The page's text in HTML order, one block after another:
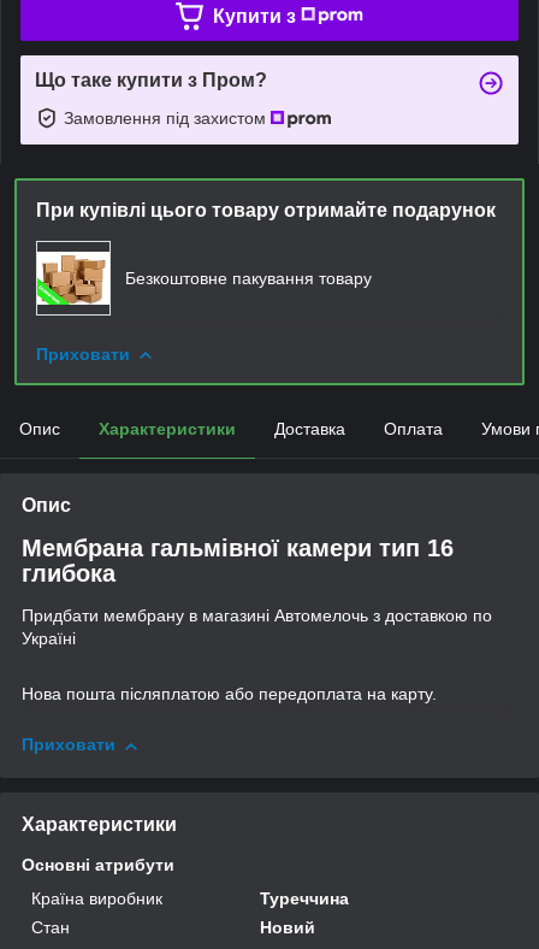
Купити з
Що таке купити з Пром?
Замовлення під захистом
При купівлі цього товару отримайте подарунок
Безкоштовне пакування товару
Приховати
Опис Характеристики Доставка Оплата Умови
Опис
Мембрана гальмівної камери тип 16
глибока
Придбати мембрану в магазині Автомелочь з доставкою по
Україні
Нова пошта післяплатою або передоплата на карту.
Приховати
Характеристики
Основні атрибути
Країна виробник
Туреччина
Стан
Новий